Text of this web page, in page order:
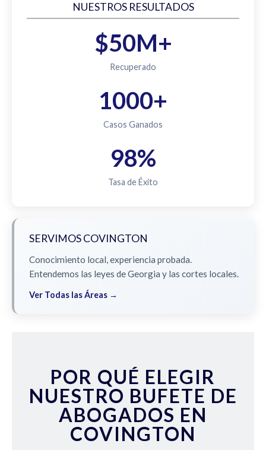
NUESTROS RESULTADOS
$50M+
Recuperado
1000+
Casos Ganados
98%
Tasa de Éxito
SERVIMOS COVINGTON
Conocimiento local, experiencia probada.
Entendemos las leyes de Georgia y las cortes locales.
Ver Todas las Áreas →
POR QUÉ ELEGIR
NUESTRO BUFETE DE
ABOGADOS EN
COVINGTON